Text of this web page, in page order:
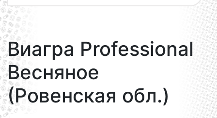
Виагра Professional
Весняное
(Ровенская обл.)